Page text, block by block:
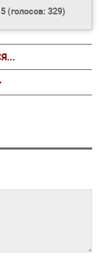
5(голосов: 329)